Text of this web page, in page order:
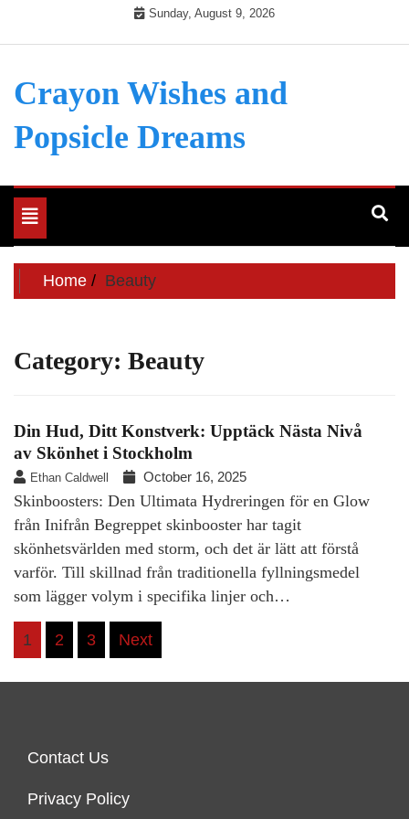
Sunday, August 9, 2026
Crayon Wishes and
Popsicle Dreams
Toggle
navigation
Home Beauty
Category: Beauty
Din Hud, Ditt Konstverk: Upptäck Nästa Nivå
av Skönhet i Stockholm
Ethan Caldwell October 16, 2025
Skinboosters: Den Ultimata Hydreringen för en Glow
från Inifrån Begreppet skinbooster har tagit
skönhetsvärlden med storm, och det är lätt att förstå
varför. Till skillnad från traditionella fyllningsmedel
som lägger volym i specifika linjer och…
Posts
pagination
1 2 3 Next
Contact Us
Privacy Policy